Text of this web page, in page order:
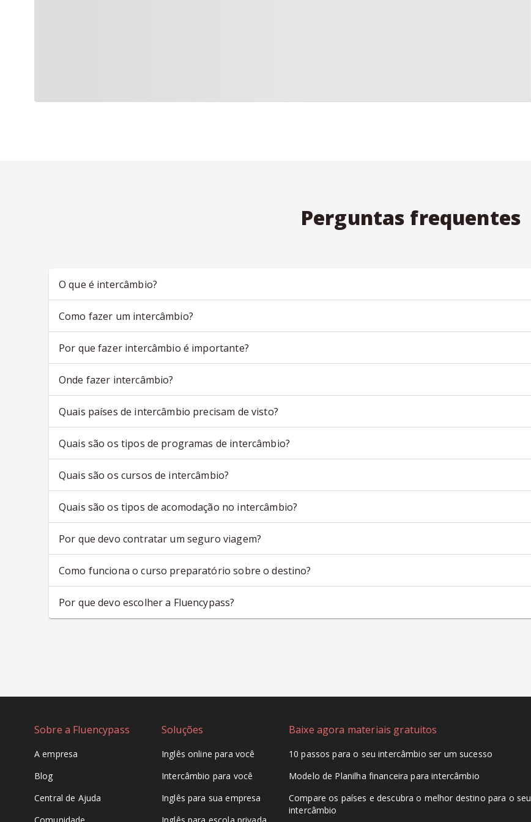
Perguntas frequentes
O que é intercâmbio?
Como fazer um intercâmbio?
Por que fazer intercâmbio é importante?
Onde fazer intercâmbio?
Quais países de intercâmbio precisam de visto?
Quais são os tipos de programas de intercâmbio?
Quais são os cursos de intercâmbio?
Quais são os tipos de acomodação no intercâmbio?
Por que devo contratar um seguro viagem?
Como funciona o curso preparatório sobre o destino?
Por que devo escolher a Fluencypass?
Sobre a Fluencypass
A empresa
Blog
Central de Ajuda
Soluções
Inglês online para você
Intercâmbio para você
Inglês para sua empresa
Baixe agora materiais gratuitos
10 passos para o seu intercâmbio ser um sucesso
Modelo de Planilha financeira para intercâmbio
Compare os países e descubra o melhor destino para o seu
intercâmbio